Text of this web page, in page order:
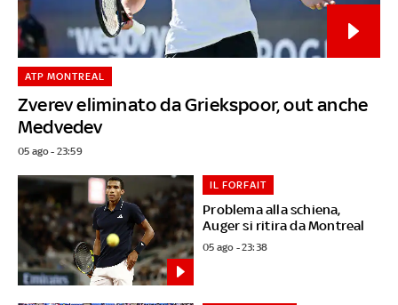
Zverev eliminato da Griekspoor, out anche
Medvedev
ATP MONTREAL
05 ago - 23:59
Problema alla schiena,
Auger si ritira da Montreal
IL FORFAIT
05 ago - 23:38